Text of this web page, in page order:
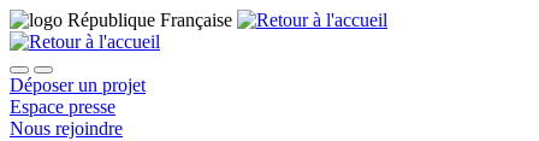
Déposer un projet
Espace presse
Nous rejoindre